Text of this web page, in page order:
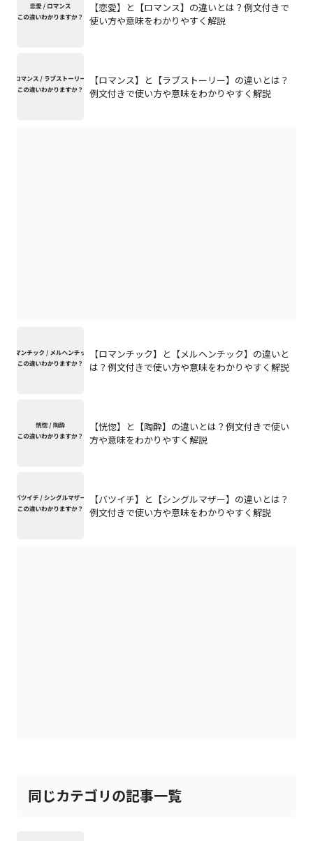
【恋愛】と【ロマンス】の違いとは？例文付きで
使い方や意味をわかりやすく解説
【ロマンス】と【ラブストーリー】の違いとは？
例文付きで使い方や意味をわかりやすく解説
【ロマンチック】と【メルヘンチック】の違いと
は？例文付きで使い方や意味をわかりやすく解説
【恍惚】と【陶酔】の違いとは？例文付きで使い
方や意味をわかりやすく解説
【バツイチ】と【シングルマザー】の違いとは？
例文付きで使い方や意味をわかりやすく解説
同じカテゴリの記事一覧